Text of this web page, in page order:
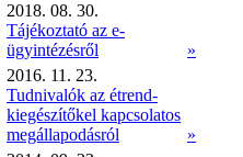
2018. 08. 30.
Tájékoztató az e-
ügyintézésről
»
2016. 11. 23.
Tudnivalók az étrend-
kiegészítőkel kapcsolatos
megállapodásról
»